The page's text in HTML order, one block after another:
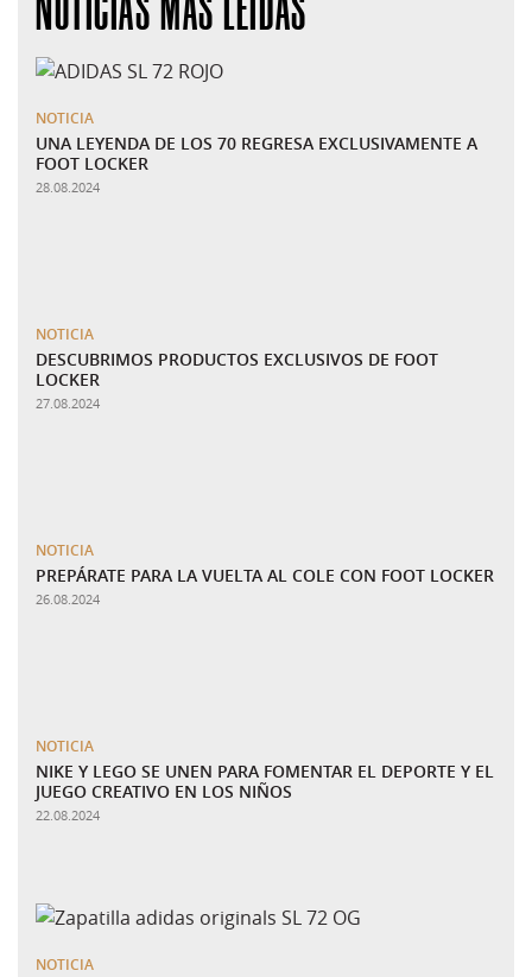
NOTICIA
UNA LEYENDA DE LOS 70 REGRESA EXCLUSIVAMENTE A
FOOT LOCKER
28.08.2024
NOTICIA
DESCUBRIMOS PRODUCTOS EXCLUSIVOS DE FOOT
LOCKER
27.08.2024
NOTICIA
PREPÁRATE PARA LA VUELTA AL COLE CON FOOT LOCKER
26.08.2024
NOTICIA
NIKE Y LEGO SE UNEN PARA FOMENTAR EL DEPORTE Y EL
JUEGO CREATIVO EN LOS NIÑOS
22.08.2024
NOTICIA